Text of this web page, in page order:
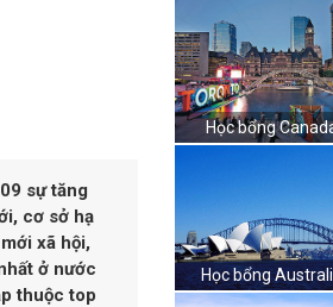
sự tăng
cơ sở hạ
xã hội,
ở nước
thuộc top
Học bổng
Học bổng